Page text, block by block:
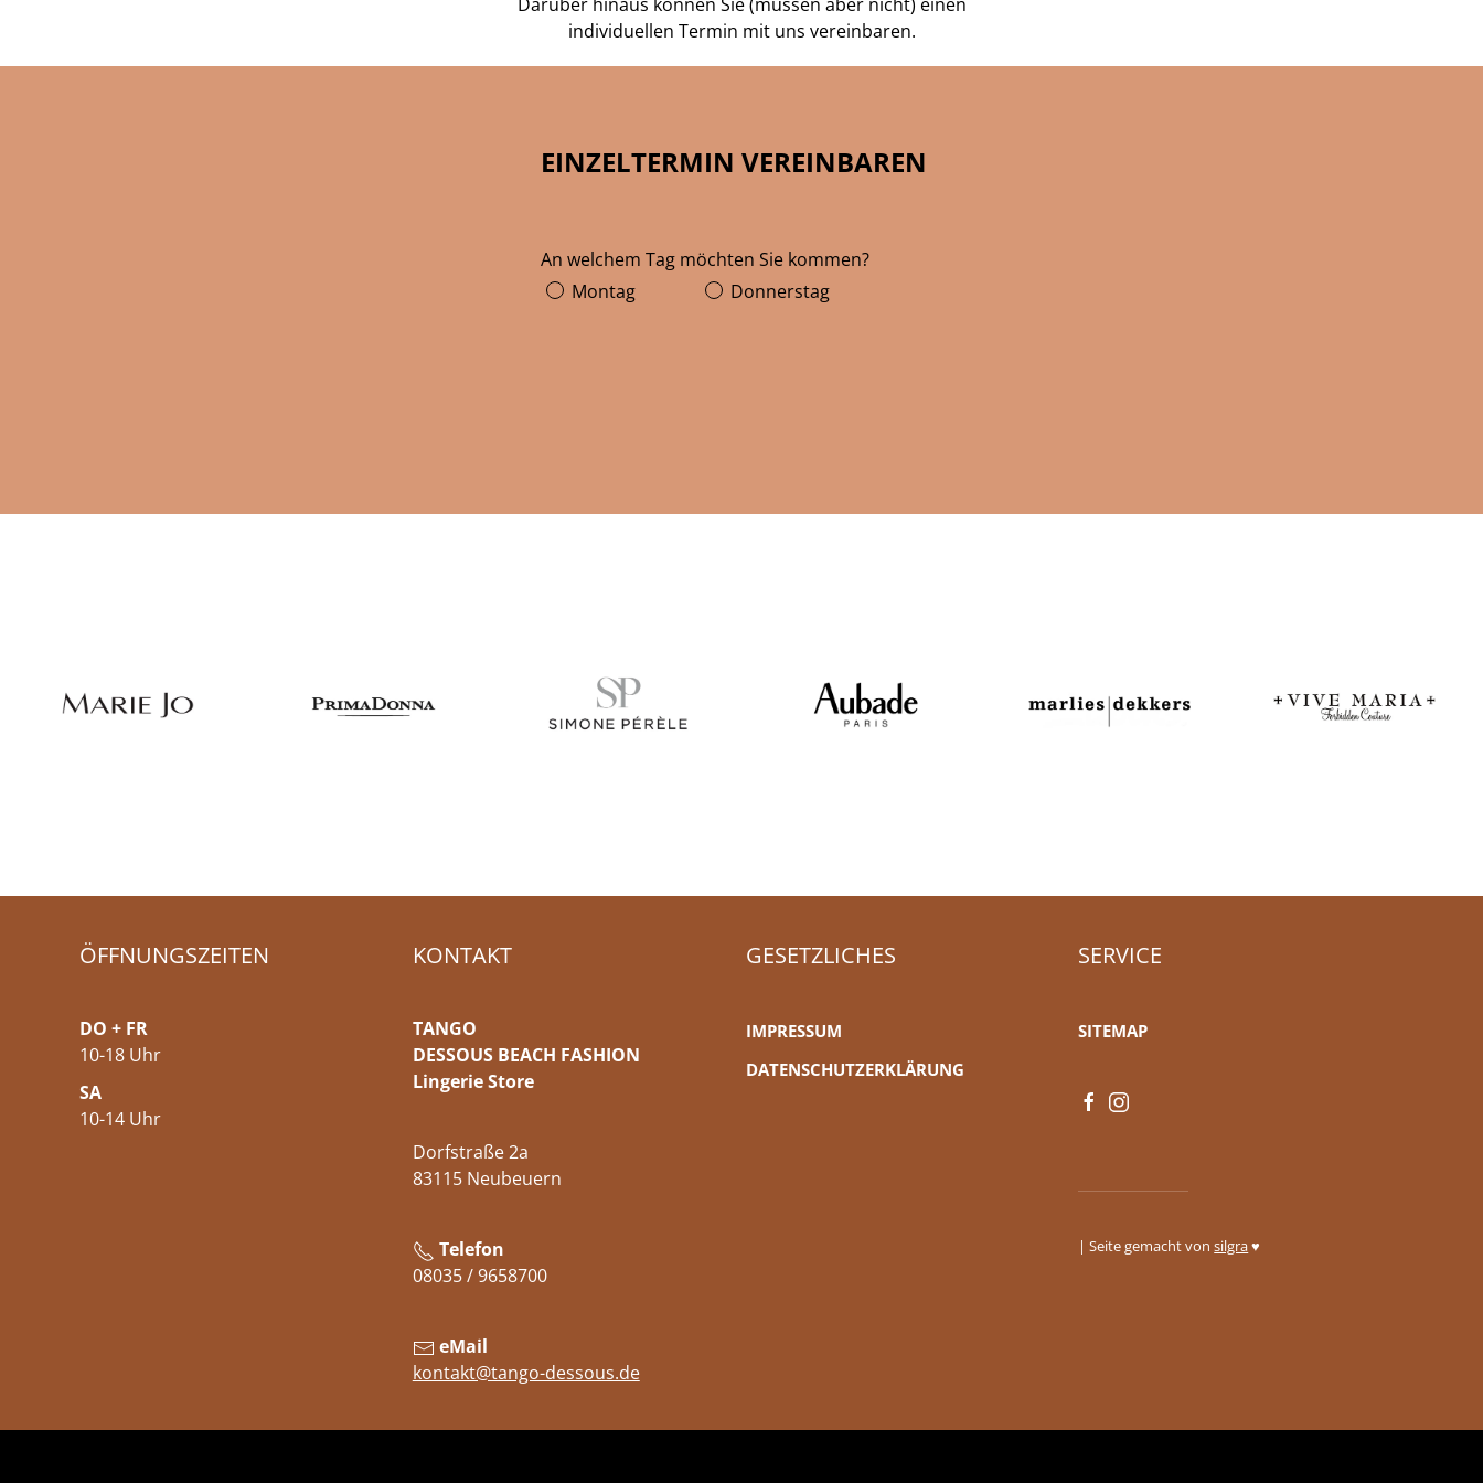
individuellen Termin mit uns vereinbaren.
EINZELTERMIN VEREINBAREN
An welchem Tag möchten Sie kommen?
Montag
Donnerstag
ÖFFNUNGSZEITEN
DO + FR
10-18 Uhr
SA
10-14 Uhr
KONTAKT
TANGO
DESSOUS BEACH FASHION
Lingerie Store
Dorfstraße 2a
83115 Neubeuern
Telefon
08035 / 9658700
eMail
kontakt@tango-dessous.de
GESETZLICHES
IMPRESSUM
DATENSCHUTZERKLÄRUNG
SERVICE
SITEMAP
| Seite gemacht vonsilgra♥